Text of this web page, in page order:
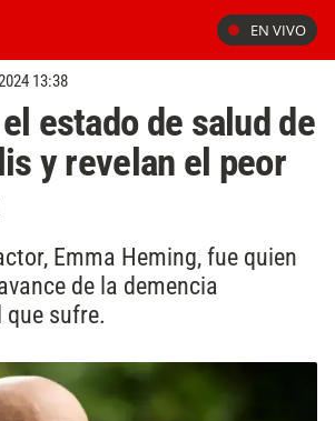
EN VIVO
13:38
estado de salud de
y revelan el peor
Emma Heming, fue quien
de la demencia
sufre.